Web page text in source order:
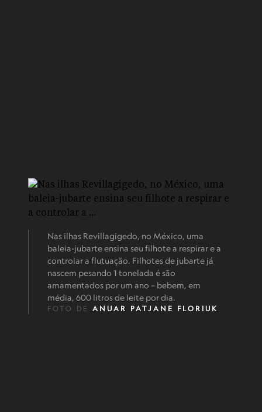
Nas ilhas Revillagigedo, no México, uma
baleia-jubarte ensina seu filhote a respirar e a
controlar a flutuação. Filhotes de jubarte já
nascem pesando 1 tonelada é são
amamentados por um ano – bebem, em
média, 600 litros de leite por dia.
FOTO DE ANUAR PATJANE FLORIUK